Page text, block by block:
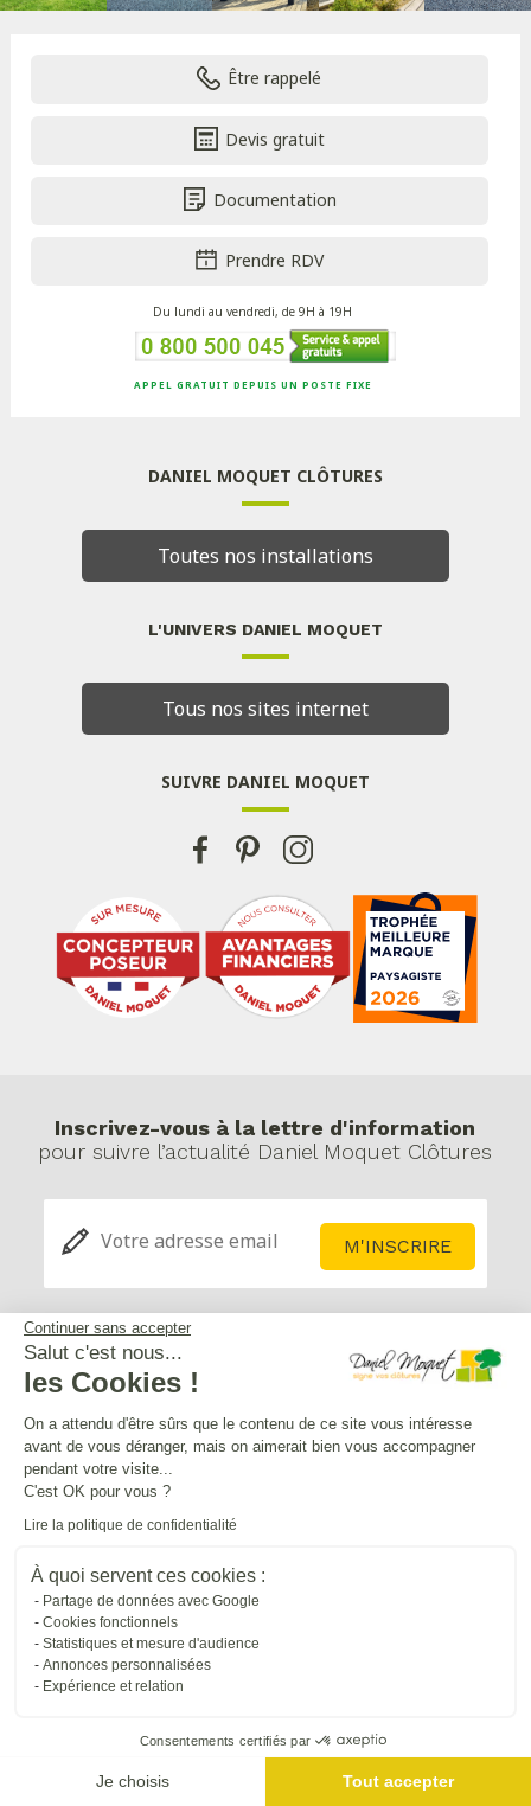
Continuer sans accepter
Salut c'est nous...
les Cookies !
On a attendu d'être sûrs que le contenu de ce site vous intéresse
avant de vous déranger, mais on aimerait bien vous accompagner
pendant votre visite...
C'est OK pour vous ?
Lire la politique de confidentialité
À quoi servent ces cookies :
Partage de données avec Google
Cookies fonctionnels
Statistiques et mesure d'audience
Annonces personnalisées
Expérience et relation
Consentements certifiés par
Je choisis Tout accepter
Être rappelé
Devis gratuit
Documentation
Prendre RDV
Du lundi au vendredi, de 9H à 19H
APPEL GRATUIT DEPUIS UN POSTE FIXE
DANIEL MOQUET CLÔTURES
Toutes nos installations
L'UNIVERS DANIEL MOQUET
Tous nos sites internet
SUIVRE DANIEL MOQUET
Inscrivez-vous à la lettre d'information
pour suivre l’actualité Daniel Moquet Clôtures
Service après-vente
Mentions légales
Crédits Agence de communication
Plan du site
Gestion des cookies